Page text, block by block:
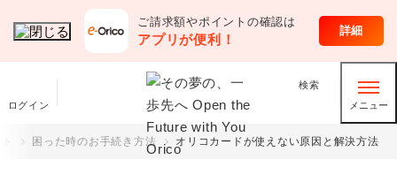
ご請求額やポイントの確認は
アプリが便利！
詳細
ログイン
検索
メニュー
お客さまサポート
困った時のお手続き方法 オリコカードが使えない原因と解決方法